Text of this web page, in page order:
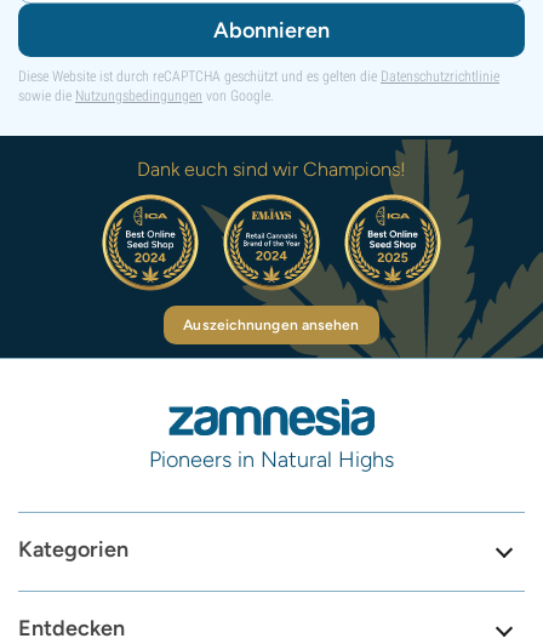
Abonnieren
Diese Website ist durch reCAPTCHA geschützt und es gelten die Datenschutzrichtlinie
sowie die Nutzungsbedingungen von Google.
Dank euch sind wir Champions!
Auszeichnungen ansehen
Pioneers in Natural Highs
Kategorien
Entdecken